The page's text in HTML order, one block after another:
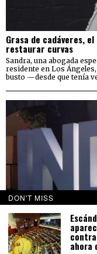
Grasa de cadáveres,
restaurar curvas
Sandra, una abogada
residente en Los
busto —desde que tenía
DON'T MISS
ahora